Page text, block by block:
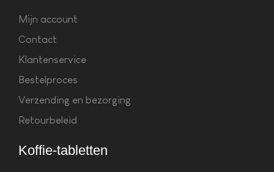
Mijn account
Contact
Klantenservice
Bestelproces
Verzending en bezorging
Retourbeleid
Koffie-tabletten